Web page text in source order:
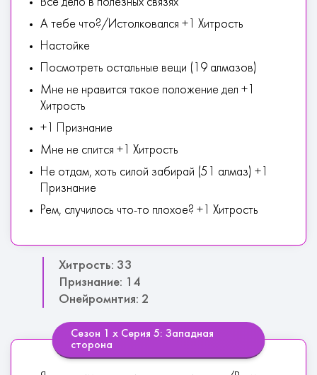
Все дело в полезных связях
А тебе что?/Истолковался +1 Хитрость
Настойке
Посмотреть остальные вещи (19 алмазов)
Мне не нравится такое положение дел +1
Хитрость
+1 Признание
Мне не спится +1 Хитрость
Не отдам, хоть силой забирай (51 алмаз) +1
Признание
Рем, случилось что-то плохое? +1 Хитрость
Хитрость: 33
Признание: 14
Онейромнтия: 2
Сезон 1 х Серия 5: Западная
сторона